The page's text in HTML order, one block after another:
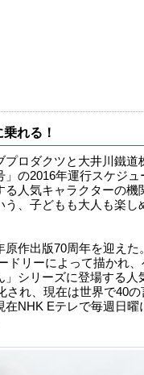
れる！
ロダクツと大井川鐵道
の2016年運行スケジュ
る人気キャラクターの機
、子どもも大人も楽し
原作出版70周年を迎えた
ドリーによって描かれ、
」シリーズに登場する人
され、現在は世界で40の
在NHK Eテレで毎週日曜